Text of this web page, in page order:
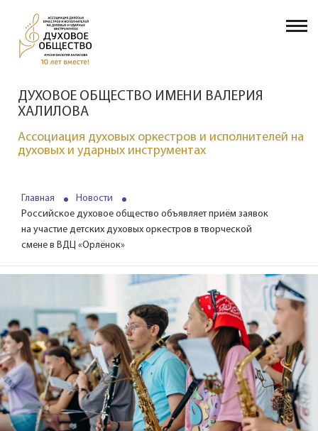
ДУХОВОЕ ОБЩЕСТВО ИМЕНИ ВАЛЕРИЯ
ХАЛИЛОВА
Ассоциация духовых оркестров и исполнителей на
духовых и ударных инструментах
Главная
Новости
Российское духовое общество объявляет приём заявок
на участие детских духовых оркестров в творческой
смене в ВДЦ «Орлёнок»